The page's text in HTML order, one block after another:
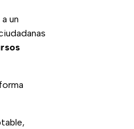
un